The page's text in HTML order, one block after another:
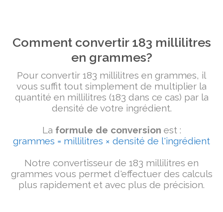
Comment convertir 183 millilitres
en grammes?
Pour convertir 183 millilitres en grammes, il
vous suffit tout simplement de multiplier la
quantité en millilitres (183 dans ce cas) par la
densité de votre ingrédient.
La formule de conversion est :
grammes = millilitres × densité de l'ingrédient
Notre convertisseur de 183 millilitres en
grammes vous permet d'effectuer des calculs
plus rapidement et avec plus de précision.